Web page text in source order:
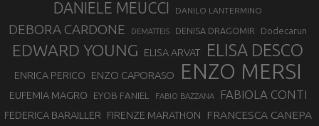
DANIELE MEUCCI DANILO LANTERMINO
DEBORA CARDONE DEMATTEIS DENISA DRAGOMIR Dodecarun
EDWARD YOUNG ELISA ARVAT ELISA DESCO
ENRICA PERICO ENZO CAPORASO ENZO MERSI
EUFEMIA MAGRO EYOB FANIEL FABIO BAZZANA FABIOLA CONTI
FEDERICA BARAILLER FIRENZE MARATHON FRANCESCA CANEPA